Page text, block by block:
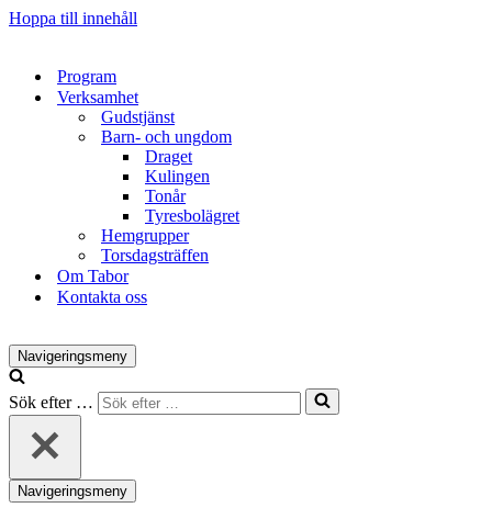
Hoppa till innehåll
Program
Verksamhet
Gudstjänst
Barn- och ungdom
Draget
Kulingen
Tonår
Tyresbolägret
Hemgrupper
Torsdagsträffen
Om Tabor
Kontakta oss
Navigeringsmeny
Sök efter …
Navigeringsmeny